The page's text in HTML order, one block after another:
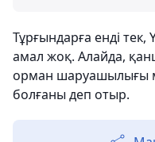
Тұрғындарға енді тек,
амал жоқ. Алайда,
орман шаруашылығы
болғаны деп отыр.